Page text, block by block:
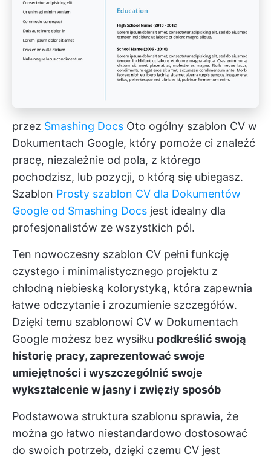
przez Smashing Docs Oto ogólny szablon CV w
Dokumentach Google, który pomoże ci znaleźć
pracę, niezależnie od pola, z którego
pochodzisz, lub pozycji, o którą się ubiegasz.
Szablon Prosty szablon CV dla Dokumentów
Google od Smashing Docs jest idealny dla
profesjonalistów ze wszystkich pól.
Ten nowoczesny szablon CV pełni funkcję
czystego i minimalistycznego projektu z
chłodną niebieską kolorystyką, która zapewnia
łatwe odczytanie i zrozumienie szczegółów.
Dzięki temu szablonowi CV w Dokumentach
Google możesz bez wysiłku podkreślić swoją
historię pracy, zaprezentować swoje
umiejętności i wyszczególnić swoje
wykształcenie w jasny i zwięzły sposób
Podstawowa struktura szablonu sprawia, że
można go łatwo niestandardowo dostosować
do swoich potrzeb, dzięki czemu CV jest